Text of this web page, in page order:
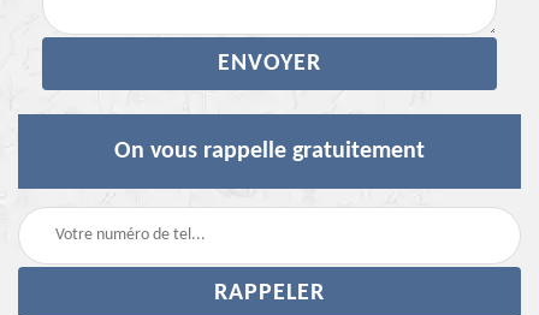
On vous rappelle gratuitement